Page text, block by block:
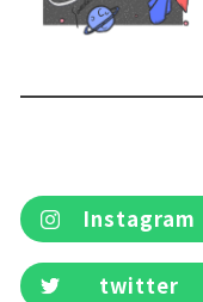
Instagram
twitter